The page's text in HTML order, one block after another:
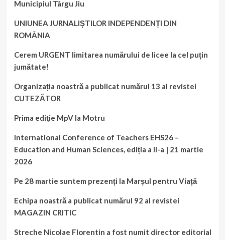
Municipiul Târgu Jiu
UNIUNEA JURNALIȘTILOR INDEPENDENȚI DIN
ROMÂNIA
Cerem URGENT limitarea numărului de licee la cel puțin
jumătate!
Organizația noastră a publicat numărul 13 al revistei
CUTEZĂTOR
Prima ediţie MpV la Motru
International Conference of Teachers EHS26 –
Education and Human Sciences, ediția a II-a | 21 martie
2026
Pe 28 martie suntem prezenți la Marșul pentru Viață
Echipa noastră a publicat numărul 92 al revistei
MAGAZIN CRITIC
Streche Nicolae Florentin a fost numit director editorial